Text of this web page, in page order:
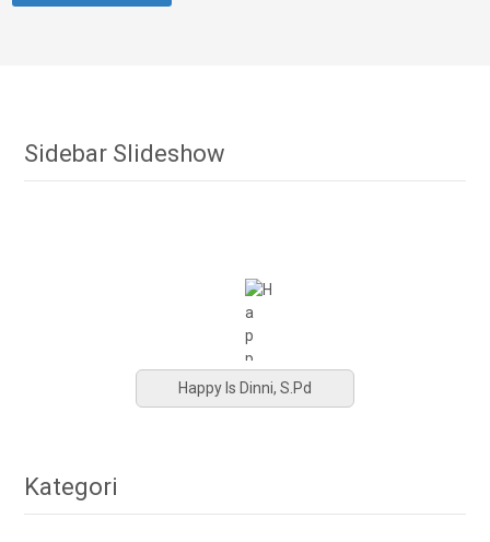
Sidebar Slideshow
Happy Is Dinni, S.Pd
Kategori